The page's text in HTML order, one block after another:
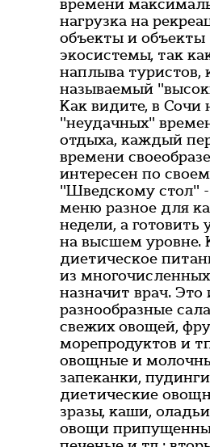
времени
нагрузка на
объекты и объекты
экосистемы, так
наплыва туристов,
называемый
Как видите, в Сочи
"неудачных"
отдыха, каждый
времени
интересен по
"Шведскому стол" -
меню разное для
недели, а готовить
на высшем уровне.
диетическое
из
назначит врач. Это
разнообразные
свежих овощей,
морепродуктов и
овощные и
запеканки,
диетические
зразы, каши,
овощи